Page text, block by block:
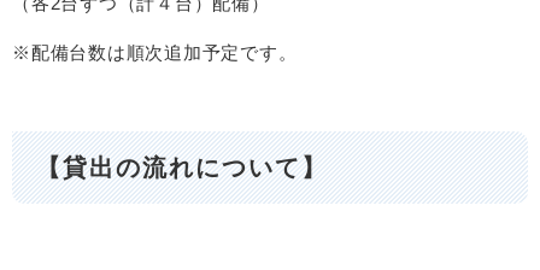
※配備台数は順次追加予定です。
【貸出の流れについて】